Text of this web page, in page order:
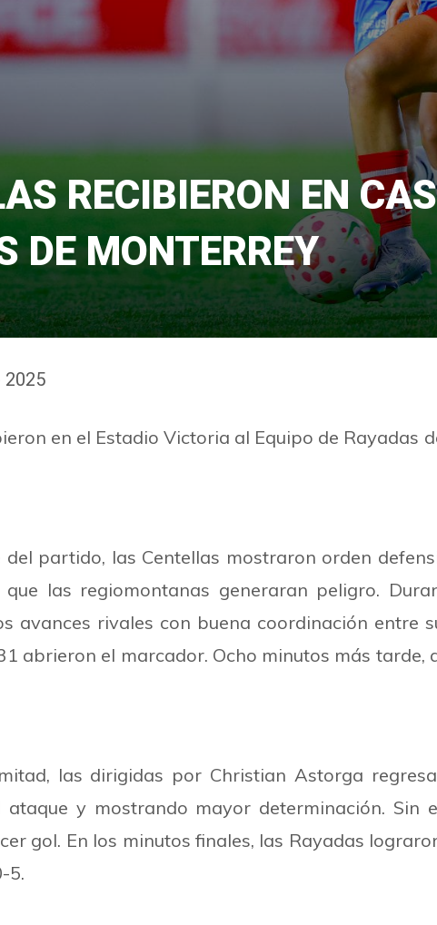
RECIBIERON EN
DE MONTERREY
2025
en el Estadio Victoria al Equipo de
del partido, las Centellas mostraron orden
las regiomontanas generaran peligro.
avances rivales con buena coordinación entre
abrieron el marcador. Ocho minutos más
las dirigidas por Christian Astorga
ataque y mostrando mayor determinación.
gol. En los minutos finales, las Rayadas
5.